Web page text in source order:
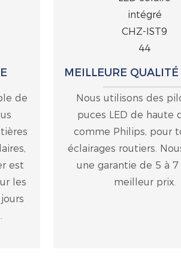
de
est
les
MEILLEURE
Nous utilisons des
puces LED de haute
comme Philips, pour
éclairages routiers.
une garantie de 5 à 7
meilleur prix.